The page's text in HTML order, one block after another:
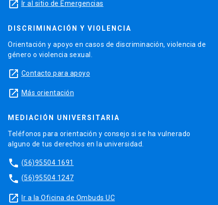
launch Ir al sitio de Emergencias
DISCRIMINACIÓN Y VIOLENCIA
Orientación y apoyo en casos de discriminación, violencia de
género o violencia sexual.
launch Contacto para apoyo
launch Más orientación
MEDIACIÓN UNIVERSITARIA
Teléfonos para orientación y consejo si se ha vulnerado
alguno de tus derechos en la universidad.
phone (56)95504 1691
phone (56)95504 1247
launch Ir a la Oficina de Ombuds UC